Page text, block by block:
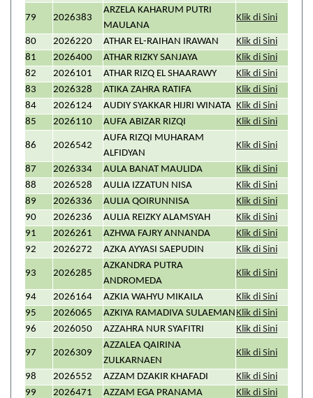
79 2026383
ARZELA KAHARUM PUTRI
MAULANA
Klik di Sini
80 2026220 ATHAR EL-RAIHAN IRAWAN
Klik di Sini
81
2026400 ATHAR RIZKY SANJAYA
Klik di Sini
82
2026101 ATHAR RIZQ EL SHAARAWY
Klik di Sini
83
2026328 ATIKA ZAHRA RATIFA
Klik di Sini
84
2026124 AUDIY SYAKKAR HIJRI WINATA Klik di Sini
85
2026110 AUFA ABIZAR RIZQI Klik di Sini
86 2026542
AUFA RIZQI MUHARAM
ALFIDYAN
Klik di Sini
87 2026334 AULA BANAT MAULIDA
Klik di Sini
88
2026528 AULIA IZZATUN NISA
Klik di Sini
89
2026336 AULIA QOIRUNNISA
Klik di Sini
90
2026236 AULIA REIZKY ALAMSYAH
Klik di Sini
91
2026261 AZHWA FAJRY ANNANDA
Klik di Sini
92
2026272 AZKA AYYASI SAEPUDIN Klik di Sini
93 2026285
AZKANDRA PUTRA
ANDROMEDA
Klik di Sini
94 2026164 AZKIA WAHYU MIKAILA
Klik di Sini
95
2026065 AZKIYA RAMADIVA SULAEMAN Klik di Sini
96
2026050 AZZAHRA NUR SYAFITRI Klik di Sini
97 2026309
AZZALEA QAIRINA
ZULKARNAEN
Klik di Sini
98 2026552 AZZAM DZAKIR KHAFADI
Klik di Sini
99
2026471 AZZAM EGA PRANAMA
Klik di Sini